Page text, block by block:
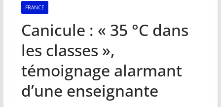
FRANCE
Canicule : « 35 °C dans
les classes »,
témoignage alarmant
d’une enseignante